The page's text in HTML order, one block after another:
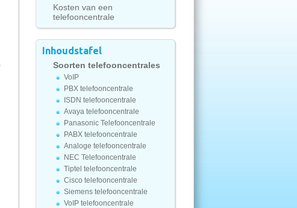
Kosten van een
telefooncentrale
Inhoudstafel
Soorten telefooncentrales
VoIP
PBX telefooncentrale
ISDN telefooncentrale
Avaya telefooncentrale
Panasonic Telefooncentrale
PABX telefooncentrale
Analoge telefooncentrale
NEC Telefooncentrale
Tiptel telefooncentrale
Cisco telefooncentrale
Siemens telefooncentrale
VoIP telefooncentrale